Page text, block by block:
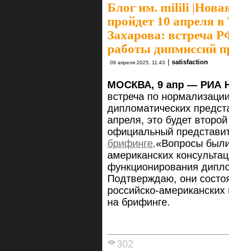
Блог им. milili |
пройдет 10 апреля
Захарова: встреча
работы дипмиссий
09 апреля 2025, 11:43 satisfaction
МОСКВА, 9 апр — РИА
встреча по
дипломатических
апреля, это будет
официальный
брифинге.«Вопросы
американских
функционирования
Подтверждаю, они
российско-
на брифинге.
302